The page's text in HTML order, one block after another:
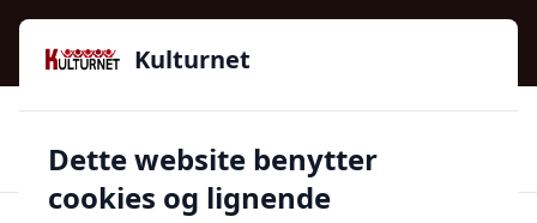
Kulturnet - Alt Det Gode I Livet | Din Kulturguide Siden
2016
97 kategorier 👍Kun godkendte butikker
Kulturnet
Dette website benytter
cookies og lignende